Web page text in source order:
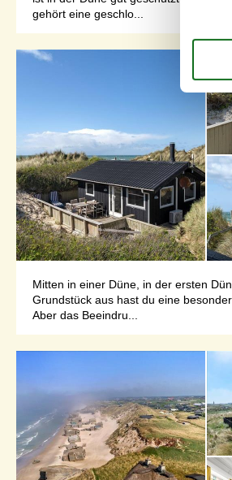
gehört eine geschlo...
Mitten in einer Düne, in der ersten
Grundstück aus hast du eine
Aber das Beeindru...